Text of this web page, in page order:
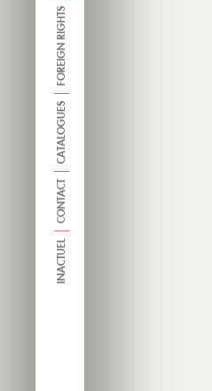
FOREIGN RIGHTS
CATALOGUES
CONTACT
INACTUEL